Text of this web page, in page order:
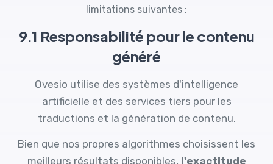
limitations suivantes :
9.1 Responsabilité pour le contenu
généré
Ovesio utilise des systèmes d'intelligence
artificielle et des services tiers pour les
traductions et la génération de contenu.
Bien que nos propres algorithmes choisissent les
meilleurs résultats disponibles, l'exactitude